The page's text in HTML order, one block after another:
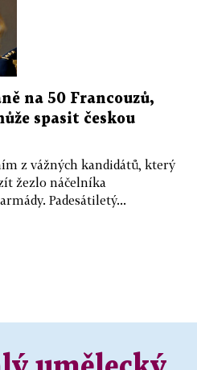
na 50 Francouzů,
spasit českou
z vážných kandidátů, který
žezlo náčelníka
Padesátiletý...